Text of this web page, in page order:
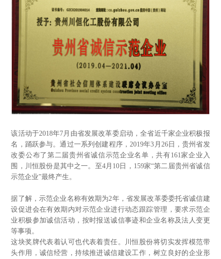
该活动于2018年7月由省发展改革委启动，全省近千家企业积极报
名，踊跃参与。通过一系列创建程序，2019年3月26日，贵州省发
改委公布了第二届贵州省诚信示范企业名单，共有161家企业入
围，川恒股份是其中之一。至4月10日，159家“第二届贵州省诚信
示范企业”最终产生。
据了解，示范企业名称有效期为2年，省发展改革委委托省诚信建
设促进会在有效期内对示范企业进行动态跟踪管理，要求示范企
业积极参加诚信活动，按时报送诚信事迹和企业名称及法人变更
等事项。
这块奖牌代表着认可也代表着责任。川恒股份将切实发挥模范带
头作用，诚信经营，持续推进诚信建设工作，树立良好的企业形